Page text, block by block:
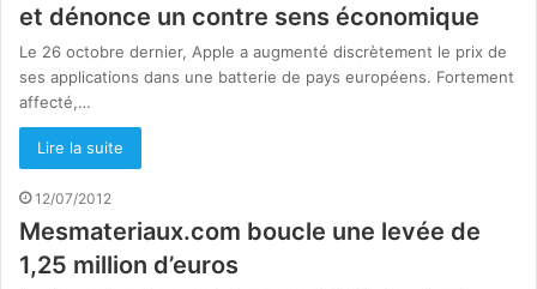
et dénonce un contre sens économique
Le 26 octobre dernier, Apple a augmenté discrètement le prix de
ses applications dans une batterie de pays européens. Fortement
affecté,…
Lire la suite
12/07/2012
Mesmateriaux.com boucle une levée de
1,25 million d’euros